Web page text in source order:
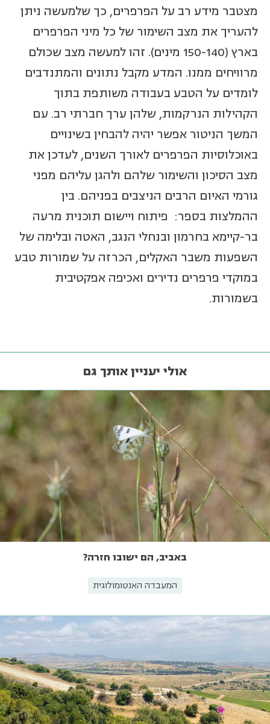
מצטבר מידע רב על הפרפרים, כך שלמעשה ניתן
להעריך את מצב השימור של כל מיני הפרפרים
בארץ (150-140 מינים). זהו למעשה מצב שכולם
מרוויחים ממנו. המדע מקבל נתונים והמתנדבים
לומדים על הטבע בעבודה משותפת בתוך
הקהילות הנרקמות, שלהן ערך חברתי רב. עם
המשך הניטור אפשר יהיה להבחין בשינויים
באוכלוסיות הפרפרים לאורך השנים, לעדכן את
מצב הסיכון והשימור שלהם ולהגן עליהם מפני
גורמי האיום הרבים הניצבים בפניהם. בין
ההמלצות בספר: פיתוח ויישום תוכנית מרעה
בר-קיימא בחרמון ובנחלי הנגב, האטה ובלימה של
השפעות משבר האקלים, הכרזה על שמורות טבע
במוקדי פרפרים נדירים ואכיפה אפקטיבית
בשמורות.
אולי יעניין אותך גם
באביב, הם ישובו חזרה?
המעבדה האנטומולוגית